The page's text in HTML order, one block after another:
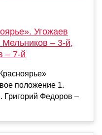
Угожаев
– 3-й,
– 7-й
положение 1.
Григорий Федоров –